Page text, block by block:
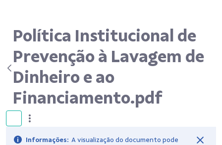
Política Institucional de
Prevenção à Lavagem de
Dinheiro e ao
Financiamento.pdf
Informações: A visualização do documento pode